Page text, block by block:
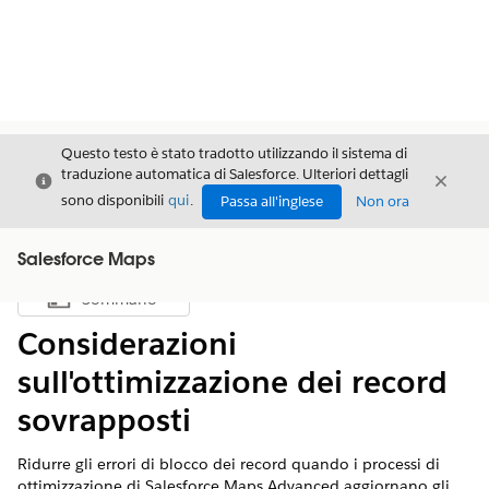
Chiudi
Questo testo è stato tradotto utilizzando il sistema di
traduzione automatica di Salesforce. Ulteriori dettagli
sono disponibili qui. Passa all'inglese Non ora
Chiudi
Salesforce Maps
Mostra sommario
Sommario
Considerazioni
sull'ottimizzazione dei record
sovrapposti
Ridurre gli errori di blocco dei record quando i processi di